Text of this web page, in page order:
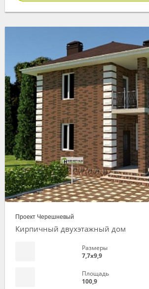
Проект Черешневый
Кирпичный двухэтажный дом
Размеры
7,7х9,9
Площадь
100,9